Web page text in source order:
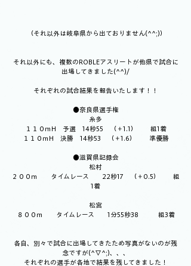
（それ以外は岐阜県から出ておりません(^^;)）
それ以外にも、複数のROBLEアスリートが他県で試合に
出場してきました(^^)/
それぞれの試合結果を報告いたします！！
●奈良県選手権
糸多
１１０ｍH　予選　14秒55　（＋1.1）　　組1着
１１０ｍH　決勝　14秒53　（＋1.6）　　準優勝
●滋賀県記録会
松村
２００ｍ　　タイムレース　　22秒17　（＋0.5）　　組
1着
松宮
８００ｍ　　タイムレース　　1分55秒38　　　組3着
各自、別々で試合に出場してきたため写真がないのが残
念ですが(^▽^;)、、、
それぞれの選手が各地で結果を残してきました！